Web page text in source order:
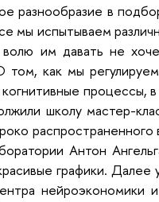
разнообразие в
мы испытываем
им давать не
том, как мы
процессы,
школу мастер-
распространенного
Антон
графики.
нейроэкономики